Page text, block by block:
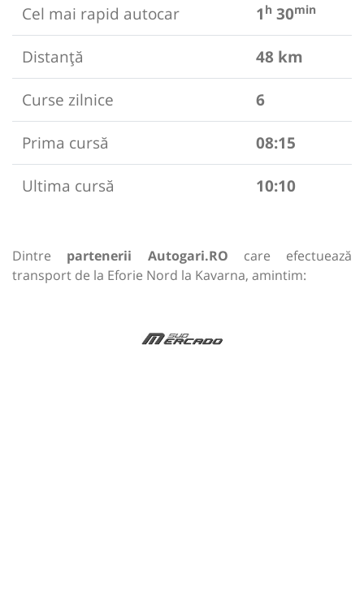
Cel mai rapid autocar
1 h 30min
Distanță
48 km
Curse zilnice
6
Prima cursă
08:15
Ultima cursă
10:10
Dintre partenerii Autogari.RO care efectuează
transport de la Eforie Nord la Kavarna, amintim: